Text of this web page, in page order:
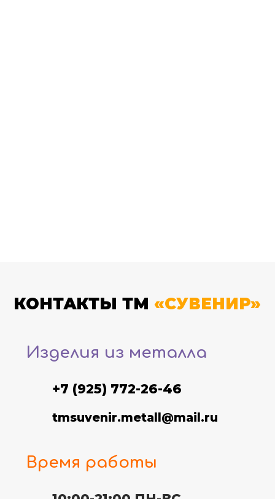
КОНТАКТЫ ТМ «СУВЕНИР»
Изделия из металла
+7 (925) 772-26-46
tmsuvenir.metall@mail.ru
Время работы